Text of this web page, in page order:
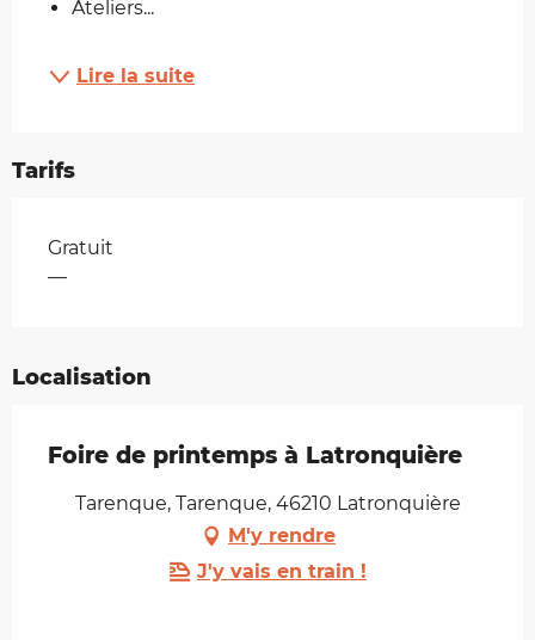
Ateliers...
Lire la suite
Tarifs
Tarifs 2026
Gratuit
—
Localisation
Foire de printemps à Latronquière
Tarenque, Tarenque, 46210 Latronquière
M'y rendre
J'y vais en train !